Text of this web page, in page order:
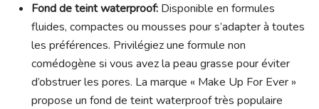
Fond de teint waterproof: Disponible en formules
fluides, compactes ou mousses pour s’adapter à toutes
les préférences. Privilégiez une formule non
comédogène si vous avez la peau grasse pour éviter
d’obstruer les pores. La marque « Make Up For Ever »
propose un fond de teint waterproof très populaire